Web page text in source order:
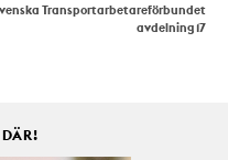
Transportarbetareförbundet
avdelning 17